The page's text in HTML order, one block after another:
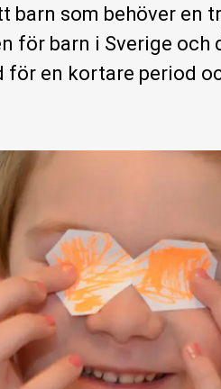
som behöver en
för barn i Sverige och
för en kortare period